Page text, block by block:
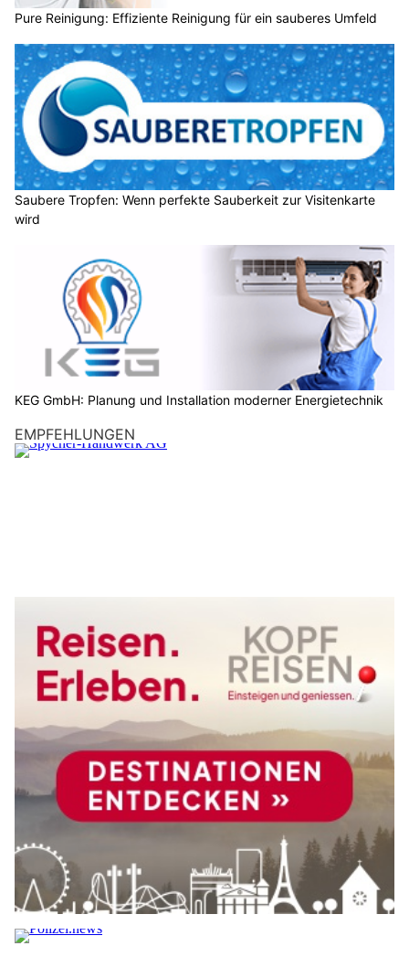
Pure Reinigung: Effiziente Reinigung für ein sauberes Umfeld
Saubere Tropfen: Wenn perfekte Sauberkeit zur Visitenkarte
wird
KEG GmbH: Planung und Installation moderner Energietechnik
EMPFEHLUNGEN